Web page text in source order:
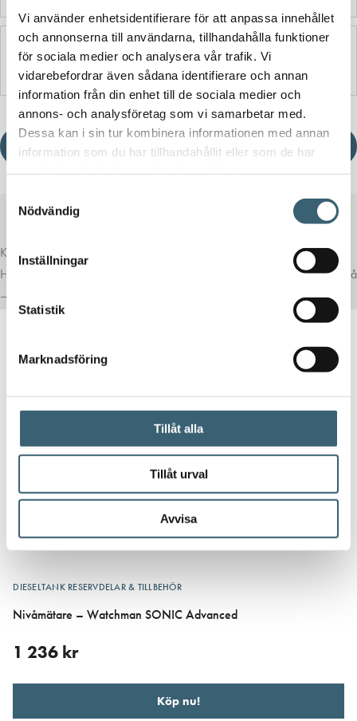
Vi använder enhetsidentifierare för att anpassa innehållet
och annonserna till användarna, tillhandahålla funktioner
för sociala medier och analysera vår trafik. Vi
vidarebefordrar även sådana identifierare och annan
information från din enhet till de sociala medier och
annons- och analysföretag som vi samarbetar med.
Dessa kan i sin tur kombinera informationen med annan
information som du har tillhandahållit eller som de har
Nödvändig
Inställningar
Statistik
Marknadsföring
Tillåt alla
Tillåt urval
Avvisa
Produktblad
Ladda ner produktblad
Komplettera med rätt tillval
Här har vi samlat produkter som ofta passar bra ihop med det du tittar på
– för en mer komplett lösning.
DIESELTANK RESERVDELAR & TILLBEHÖR
Nivåmätare – Watchman SONIC Advanced
1 236 kr
Köp nu!